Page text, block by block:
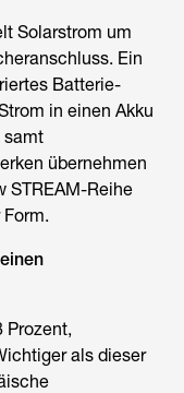
Solarstrom um
Ein
Batterie-
in einen Akku
samt
übernehmen
STREAM-Reihe
Prozent,
als dieser